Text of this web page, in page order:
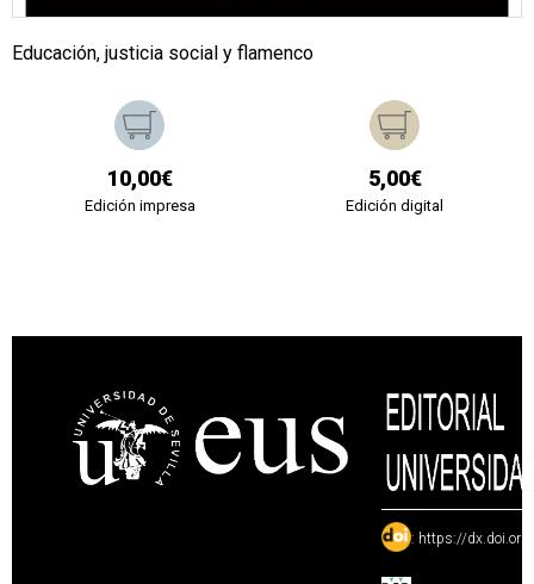
Educación, justicia social y flamenco
10,00€
Edición impresa
5,00€
Edición digital
: https://